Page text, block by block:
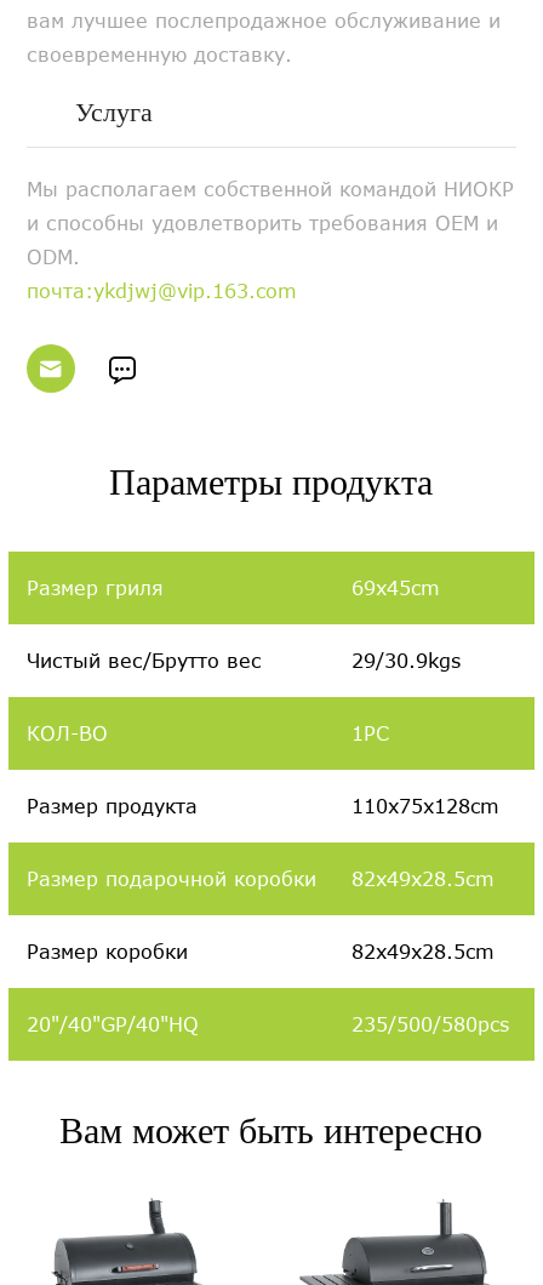
вам лучшее послепродажное обслуживание и
своевременную доставку.
Услуга
Мы располагаем собственной командой НИОКР
и способны удовлетворить требования OEM и
ODM.
почта:ykdjwj@vip.163.com
 
Параметры продукта
Размер гриля 69x45cm
Чистый вес/Брутто вес 29/30.9kgs
КОЛ-ВО 1PC
Размер продукта 110x75x128cm
Размер подарочной коробки 82x49x28.5cm
Размер коробки 82x49x28.5cm
20"/40"GP/40"HQ 235/500/580pcs
Вам может быть интересно